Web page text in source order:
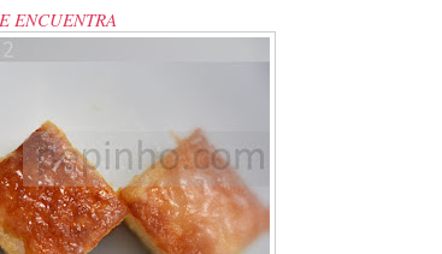
ENCUENTRA